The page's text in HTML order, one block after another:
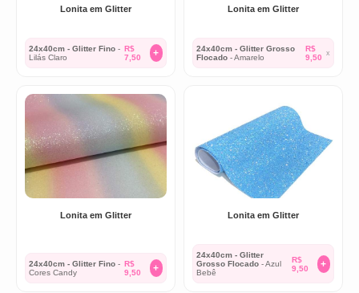
Lonita em Glitter
24x40cm - Glitter Fino -
Lilás Claro
R$
7,50
+
Lonita em Glitter
24x40cm - Glitter Grosso
Flocado - Amarelo
R$
9,50 x
Lonita em Glitter
24x40cm - Glitter Fino -
Cores Candy
R$
9,50
+
Lonita em Glitter
24x40cm - Glitter
Grosso Flocado - Azul
Bebê
R$
9,50
+